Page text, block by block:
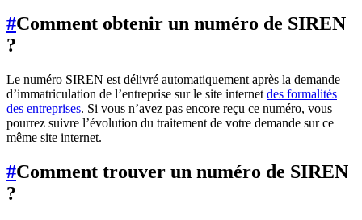
#Comment obtenir un numéro de SIREN
?
Le numéro SIREN est délivré automatiquement après la demande
d’immatriculation de l’entreprise sur le site internet des formalités
des entreprises. Si vous n’avez pas encore reçu ce numéro, vous
pourrez suivre l’évolution du traitement de votre demande sur ce
même site internet.
#Comment trouver un numéro de SIREN
?